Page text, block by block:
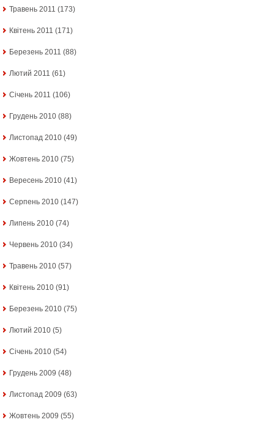
Травень 2011 (173)
Квітень 2011 (171)
Березень 2011 (88)
Лютий 2011 (61)
Січень 2011 (106)
Грудень 2010 (88)
Листопад 2010 (49)
Жовтень 2010 (75)
Вересень 2010 (41)
Серпень 2010 (147)
Липень 2010 (74)
Червень 2010 (34)
Травень 2010 (57)
Квітень 2010 (91)
Березень 2010 (75)
Лютий 2010 (5)
Січень 2010 (54)
Грудень 2009 (48)
Листопад 2009 (63)
Жовтень 2009 (55)